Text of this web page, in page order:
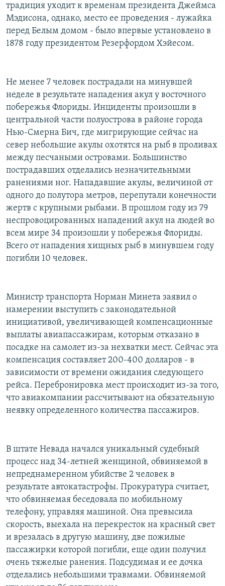
традиция уходит к временам президента Джеймса
Мэдисона, однако, место ее проведения - лужайка
перед Белым домом - было впервые установлено в
1878 году президентом Резерфордом Хэйесом.
Не менее 7 человек пострадали на минувшей
неделе в результате нападения акул у восточного
побережья Флориды. Инциденты произошли в
центральной части полуострова в районе города
Нью-Смерна Бич, где мигрирующие сейчас на
север небольшие акулы охотятся на рыб в проливах
между песчаными островами. Большинство
пострадавших отделались незначительными
ранениями ног. Нападавшие акулы, величиной от
одного до полутора метров, перепутали конечности
жертв с крупными рыбами. В прошлом году из 79
неспровоцированных нападений акул на людей во
всем мире 34 произошли у побережья Флориды.
Всего от нападения хищных рыб в минувшем году
погибли 10 человек.
Министр транспорта Норман Минета заявил о
намерении выступить с законодательной
инициативой, увеличивающей компенсационные
выплаты авиапассажирам, которым отказано в
посадке на самолет из-за нехватки мест. Сейчас эта
компенсация составляет 200-400 долларов - в
зависимости от времени ожидания следующего
рейса. Перебронировка мест происходит из-за того,
что авиакомпании рассчитывают на обязательную
неявку определенного количества пассажиров.
В штате Невада начался уникальный судебный
процесс над 34-летней женщиной, обвиняемой в
непреднамеренном убийстве 2 человек в
результате автокатастрофы. Прокуратура считает,
что обвиняемая беседовала по мобильному
телефону, управляя машиной. Она превысила
скорость, выехала на перекресток на красный свет
и врезалась в другую машину, две пожилые
пассажирки которой погибли, еще один получил
очень тяжелые ранения. Подсудимая и ее дочка
отделались небольшими травмами. Обвиняемой